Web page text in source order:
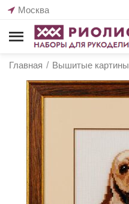
Москва
Главная / Вышитые картины